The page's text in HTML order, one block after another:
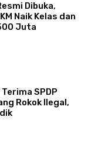
Dibuka,
Naik Kelas dan
Juta
SPDP
Rokok Ilegal,